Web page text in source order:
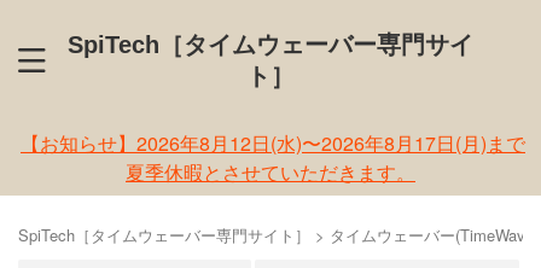
SpiTech［タイムウェーバー専門サイ
ト］
【お知らせ】2026年8月12日(水)〜2026年8月17日(月)まで
夏季休暇とさせていただきます。
SpiTech［タイムウェーバー専門サイト］ > タイムウェーバー